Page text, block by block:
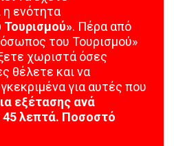
η ενότητα
. Πέρα από
του Τουρισμού»
χωριστά όσες
θέλετε και να
για αυτές που
εξέτασης ανά
45 λεπτά. Ποσοστό